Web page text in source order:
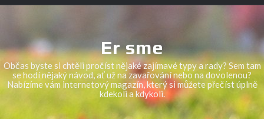
Skip
Er sme
Občas byste si chtěli pročíst nějaké zajímavé typy a rady? Sem tam
se hodí nějaký návod, ať už na zavařování nebo na dovolenou?
Nabízíme vám internetový magazín, který si můžete přečíst úplně
kdekoli a kdykoli.